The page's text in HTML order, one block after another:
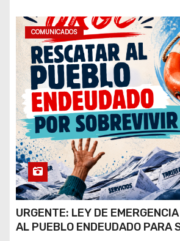
COMUNICADOS
URGENTE: LEY DE
AL PUEBLO ENDEUDADO PARA